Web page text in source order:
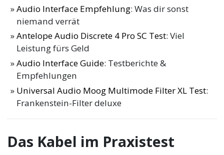
Audio Interface Empfehlung: Was dir sonst
niemand verrät
Antelope Audio Discrete 4 Pro SC Test: Viel
Leistung fürs Geld
Audio Interface Guide: Testberichte &
Empfehlungen
Universal Audio Moog Multimode Filter XL Test:
Frankenstein-Filter deluxe
Das Kabel im Praxistest